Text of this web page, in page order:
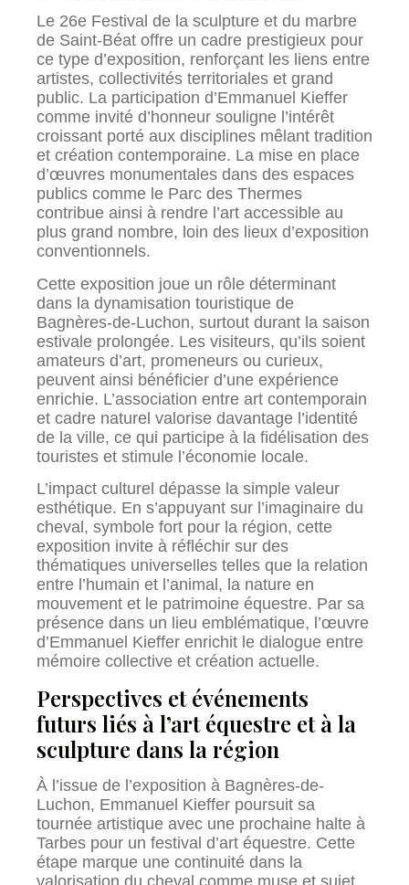
Le 26e Festival de la sculpture et du marbre
de Saint-Béat offre un cadre prestigieux pour
ce type d’exposition, renforçant les liens entre
artistes, collectivités territoriales et grand
public. La participation d’Emmanuel Kieffer
comme invité d’honneur souligne l’intérêt
croissant porté aux disciplines mêlant tradition
et création contemporaine. La mise en place
d’œuvres monumentales dans des espaces
publics comme le Parc des Thermes
contribue ainsi à rendre l’art accessible au
plus grand nombre, loin des lieux d’exposition
conventionnels.
Cette exposition joue un rôle déterminant
dans la dynamisation touristique de
Bagnères-de-Luchon, surtout durant la saison
estivale prolongée. Les visiteurs, qu’ils soient
amateurs d’art, promeneurs ou curieux,
peuvent ainsi bénéficier d’une expérience
enrichie. L’association entre art contemporain
et cadre naturel valorise davantage l’identité
de la ville, ce qui participe à la fidélisation des
touristes et stimule l’économie locale.
L’impact culturel dépasse la simple valeur
esthétique. En s’appuyant sur l’imaginaire du
cheval, symbole fort pour la région, cette
exposition invite à réfléchir sur des
thématiques universelles telles que la relation
entre l’humain et l’animal, la nature en
mouvement et le patrimoine équestre. Par sa
présence dans un lieu emblématique, l’œuvre
d’Emmanuel Kieffer enrichit le dialogue entre
mémoire collective et création actuelle.
Perspectives et événements
futurs liés à l’art équestre et à la
sculpture dans la région
À l’issue de l’exposition à Bagnères-de-
Luchon, Emmanuel Kieffer poursuit sa
tournée artistique avec une prochaine halte à
Tarbes pour un festival d’art équestre. Cette
étape marque une continuité dans la
valorisation du cheval comme muse et sujet